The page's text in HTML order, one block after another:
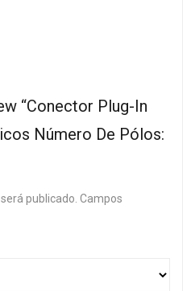
“Conector Plug-In
Número De Pólos:
publicado. Campos